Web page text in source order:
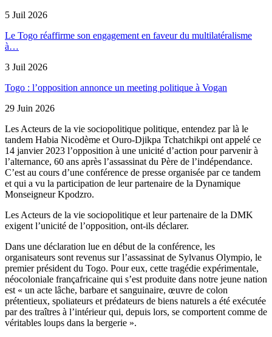
5 Juil 2026
Le Togo réaffirme son engagement en faveur du multilatéralisme
à…
3 Juil 2026
Togo : l’opposition annonce un meeting politique à Vogan
29 Juin 2026
Les Acteurs de la vie sociopolitique politique, entendez par là le
tandem Habia Nicodème et Ouro-Djikpa Tchatchikpi ont appelé ce
14 janvier 2023 l’opposition à une unicité d’action pour parvenir à
l’alternance, 60 ans après l’assassinat du Père de l’indépendance.
C’est au cours d’une conférence de presse organisée par ce tandem
et qui a vu la participation de leur partenaire de la Dynamique
Monseigneur Kpodzro.
Les Acteurs de la vie sociopolitique et leur partenaire de la DMK
exigent l’unicité de l’opposition, ont-ils déclarer.
Dans une déclaration lue en début de la conférence, les
organisateurs sont revenus sur l’assassinat de Sylvanus Olympio, le
premier président du Togo. Pour eux, cette tragédie expérimentale,
néocoloniale françafricaine qui s’est produite dans notre jeune nation
est « un acte lâche, barbare et sanguinaire, œuvre de colon
prétentieux, spoliateurs et prédateurs de biens naturels a été exécutée
par des traîtres à l’intérieur qui, depuis lors, se comportent comme de
véritables loups dans la bergerie ».